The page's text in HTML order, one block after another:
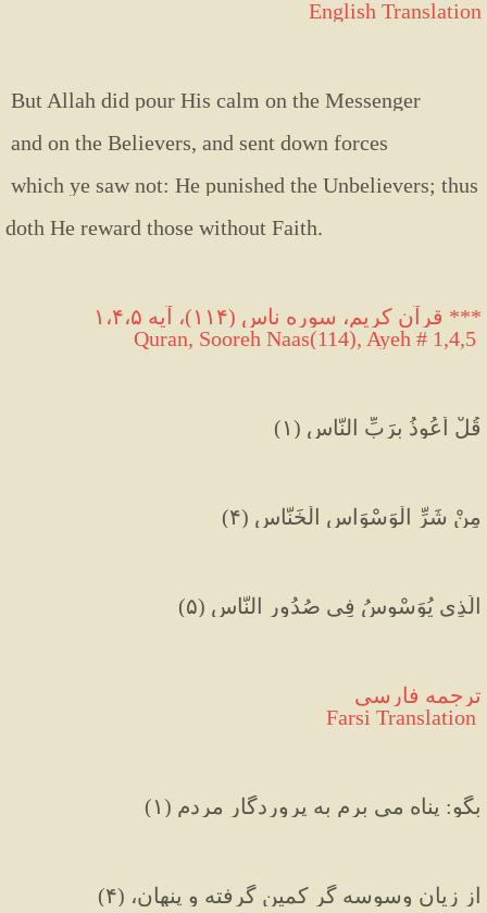
English Translation
But Allah did pour His calm on the Messenger
and on the Believers, and sent down forces
which ye saw not: He punished the Unbelievers; thus
doth He reward those without Faith.
*
** قرآن کریم، سوره ناس (۱۱۴)، آیه ۱،۴،۵
قُلْ أَعُوذُ بِرَبِّ النَّاسِ (۱)
مِنْ شَرِّ الْوَسْوَاسِِ الْخَنَّاسِ (۴)
الَّذِي يُوَسْوِسُ فِي صُدُورِ النَّاس (۵)
ترجمه فارسی
بگو: پناه می برم به پروردگار مردم (۱)
از زیان وسوسه گر کمین گرفته و پنهان، (۴)